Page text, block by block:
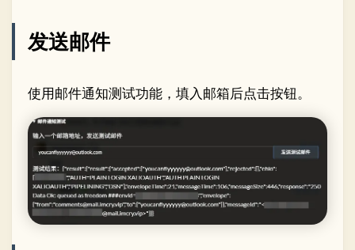
发送邮件
使用邮件通知测试功能，填入邮箱后点击按钮。